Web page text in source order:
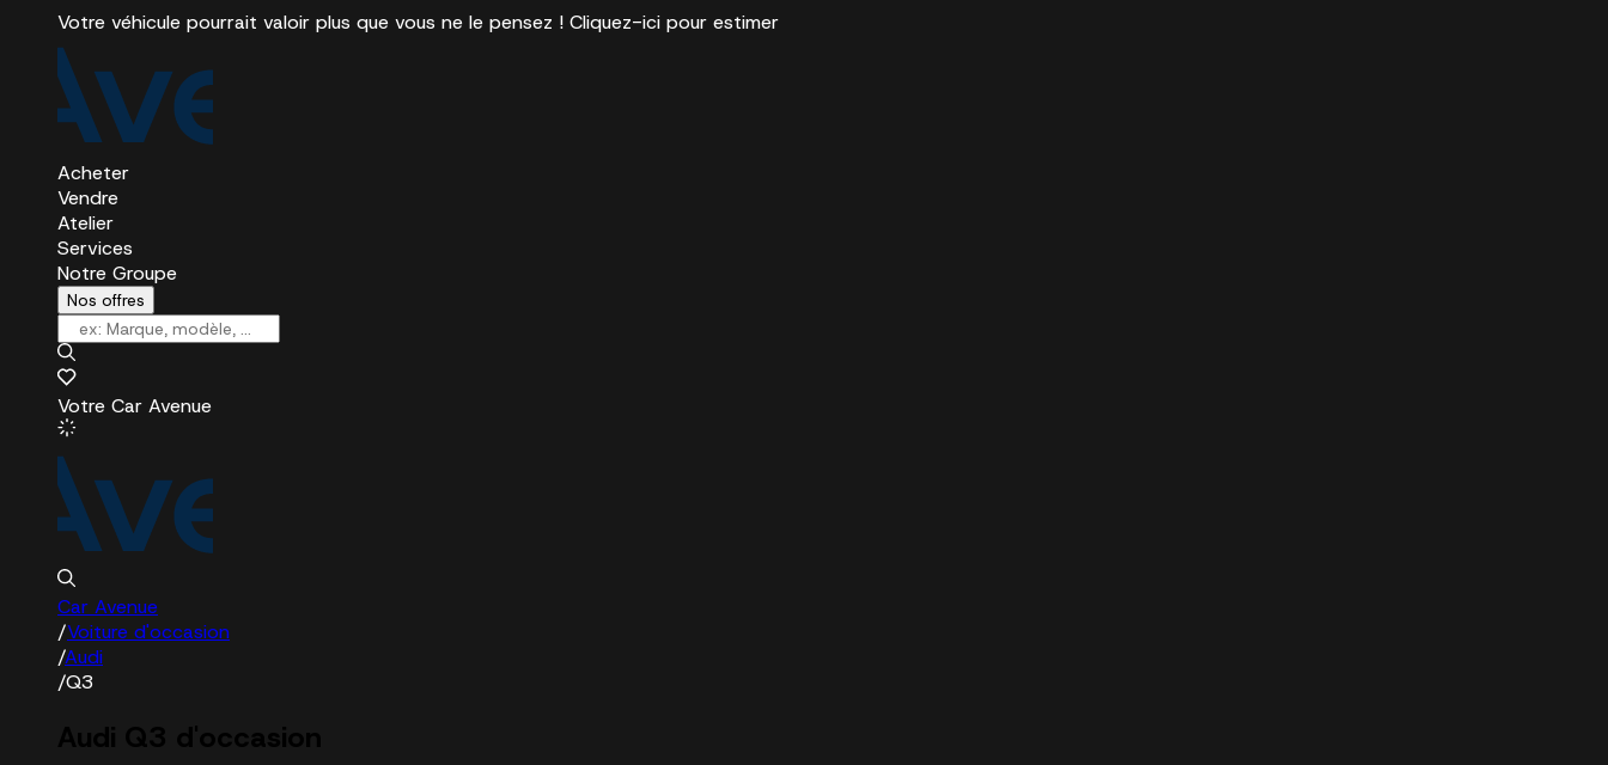
Votre véhicule pourrait valoir plus que vous ne le pensez ! Cliquez-ici pour estimer
Acheter
Vendre
Atelier
Services
Notre Groupe
Nos offres
Votre Car Avenue
Car Avenue
/Voiture d'occasion
/Audi
/Q3